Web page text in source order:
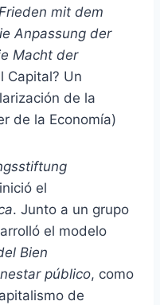
mit dem
Anpassung der
Macht der
Capital? Un
de la
de la Economía)
el
. Junto a un grupo
el modelo
Bien
público, como
de